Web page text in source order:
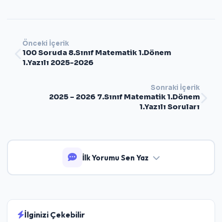
Önceki İçerik
100 Soruda 8.Sınıf Matematik 1.Dönem
1.Yazılı 2025-2026
Sonraki İçerik
2025 – 2026 7.Sınıf Matematik 1.Dönem
1.Yazılı Soruları
İlk Yorumu Sen Yaz
İlginizi Çekebilir